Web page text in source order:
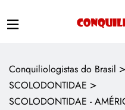
Conquiliologistas do Brasil >
SCOLODONTIDAE >
SCOLODONTIDAE -